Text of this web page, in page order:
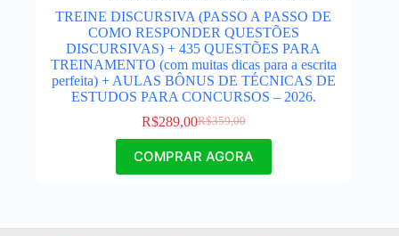
TREINE DISCURSIVA (PASSO A PASSO DE
COMO RESPONDER QUESTÕES
DISCURSIVAS) + 435 QUESTÕES PARA
TREINAMENTO (com muitas dicas para a escrita
perfeita) + AULAS BÔNUS DE TÉCNICAS DE
ESTUDOS PARA CONCURSOS – 2026.
R$359,00
R$289,00
COMPRAR AGORA